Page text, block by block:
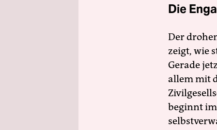
Die
Der
zeigt, wie
Gerade
allem mit
beginnt